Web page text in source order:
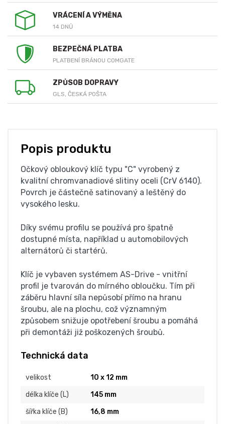
VRÁCENÍ A VÝMĚNA
14 DNŮ
BEZPEČNÁ PLATBA
PLATBENÍ BRÁNOU COMGATE
ZPŮSOB DOPRAVY
GLS, ČESKÁ POŠTA
Popis produktu
Očkový obloukový klíč typu "C" vyrobený z
kvalitní chromvanadiové slitiny oceli (CrV 6140).
Povrch je částečně satinovaný a leštěný do
vysokého lesku.
Díky svému profilu se používá pro špatně
dostupné místa, například u automobilových
alternátorů či startérů.
Klíč je vybaven systémem AS-Drive - vnitřní
profil je tvarován do mírného obloučku. Tím při
záběru hlavní síla nepůsobí přímo na hranu
šroubu, ale na plochu, což významným
způsobem snižuje opotřebení šroubu a pomáhá
při demontáži již poškozených šroubů.
Technická data
velikost
10 x 12 mm
délka klíče (L)
145 mm
šířka klíče (B)
16,8 mm